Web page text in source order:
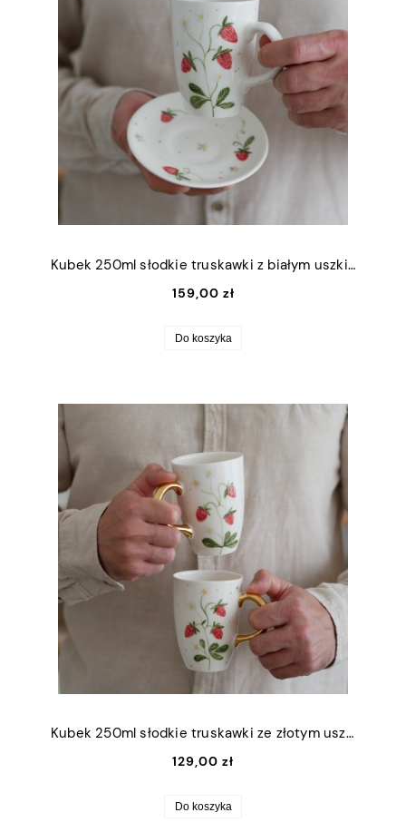
Kubek 250ml słodkie truskawki z białym uszkiem + talerzyk 12,5cm
159,00 zł
Do koszyka
Kubek 250ml słodkie truskawki ze złotym uszkiem
129,00 zł
Do koszyka